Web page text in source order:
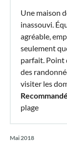
Une maison
inassouvi.
agréable,
seulement
parfait. Point
des
visiter les
plage
Mai 2018